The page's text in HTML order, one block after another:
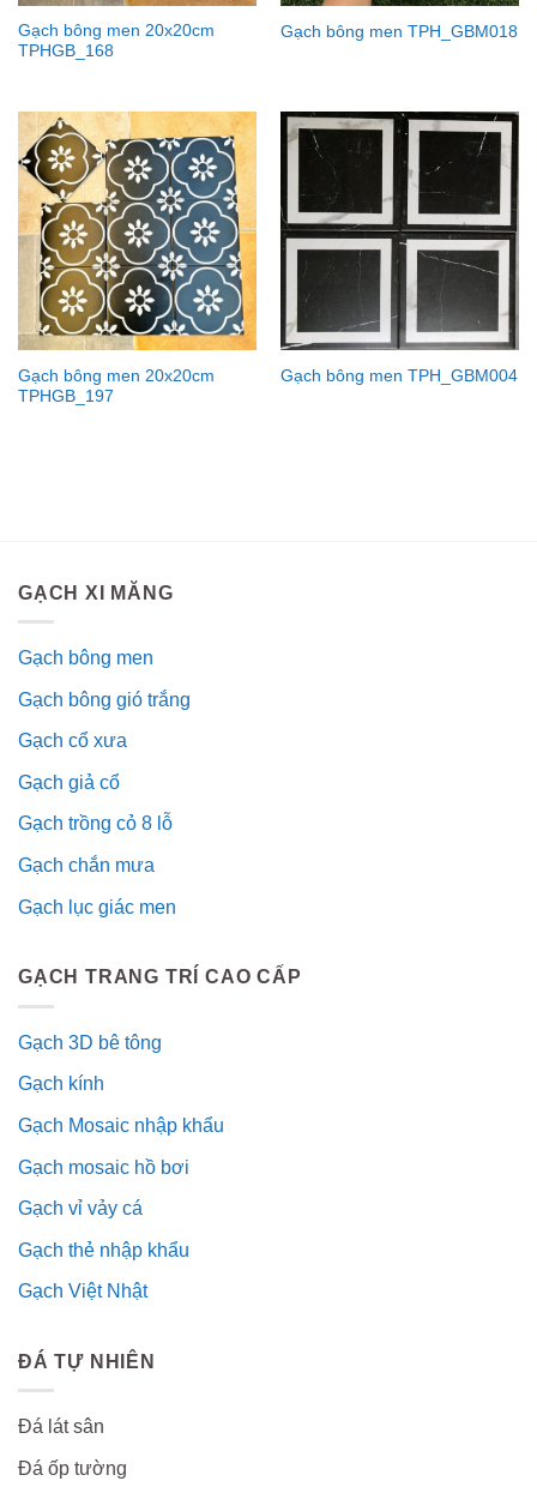
Gạch bông men 20x20cm
TPHGB_168
Gạch bông men TPH_GBM018
Gạch bông men 20x20cm
TPHGB_197
Gạch bông men TPH_GBM004
GẠCH XI MĂNG
Gạch bông men
Gạch bông gió trắng
Gạch cổ xưa
Gạch giả cổ
Gạch trồng cỏ 8 lỗ
Gạch chắn mưa
Gạch lục giác men
GẠCH TRANG TRÍ CAO CẤP
Gạch 3D bê tông
Gạch kính
Gạch Mosaic nhập khẩu
Gạch mosaic hồ bơi
Gạch vỉ vảy cá
Gạch thẻ nhập khẩu
Gạch Việt Nhật
ĐÁ TỰ NHIÊN
Đá lát sân
Đá ốp tường